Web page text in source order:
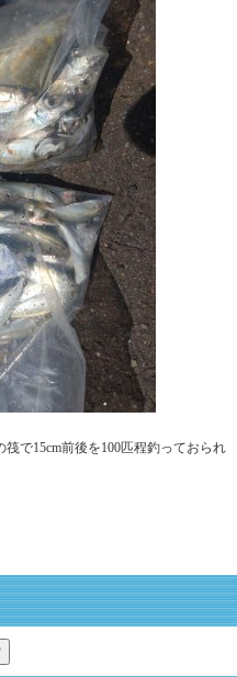
で15cm前後を100匹程釣っておられ